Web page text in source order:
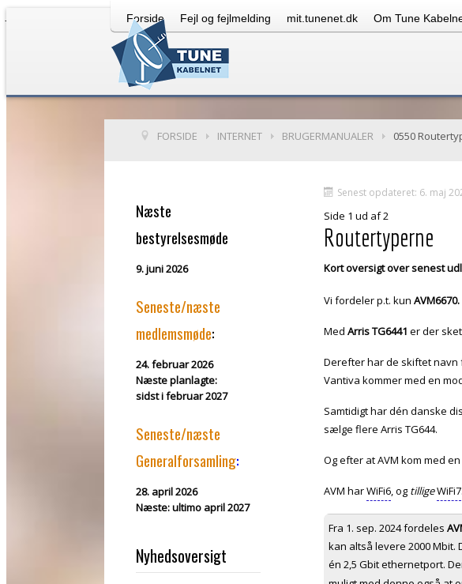
JHtml::_('jquery.framework', true);
Forside Fejl og fejlmelding mit.tunenet.dk Om Tune
kontakt
FORSIDE INTERNET BRUGERMANUALER 0550
Næste
bestyrelsesmøde
9. juni 2026
Seneste/næste
medlemsmøde:
24. februar 2026
Næste planlagte:
sidst i februar 2027
Seneste/næste
Generalforsamling:
28. april 2026
Næste:ultimo april 2027
Nyhedsoversigt
Senest opdateret: 6. maj
Side 1 ud af 2
Routertyperne
Kort oversigt over senest
Vi fordeler p.t. kun AVM6670.
Med Arris TG6441 er der
Derefter har de skiftet
Vantiva kommer med en
Samtidigt har dén danske
sælge flere Arris TG644.
Og efter at AVM kom med
AVM harWiFi6, og tilligeWiFi7.
Fra 1. sep. 2024 fordeles
kan altså levere 2000 Mbit.
én 2,5 Gbit ethernetport.